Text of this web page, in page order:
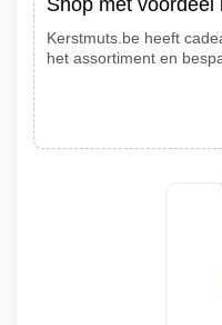
Shop met voordeel
Kerstmuts.be heeft
het assortiment en